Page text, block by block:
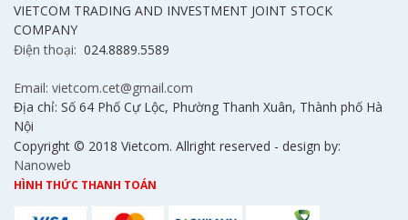
VIETCOM TRADING AND INVESTMENT JOINT STOCK
COMPANY
Điện thoại: 024.8889.5589
Email: vietcom.cet@gmail.com
Địa chỉ: Số 64 Phố Cự Lộc, Phường Thanh Xuân, Thành phố Hà
Nội
Copyright © 2018 Vietcom. Allright reserved - design by:
Nanoweb
HÌNH THỨC THANH TOÁN